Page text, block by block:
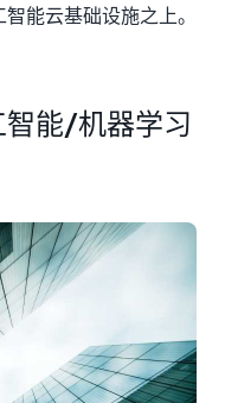
能云基础设施之上。
智能/机器学习